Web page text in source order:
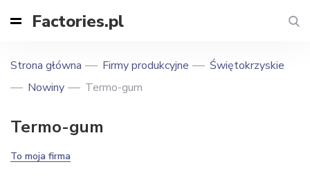
Factories.pl
Strona główna Firmy produkcyjne
Świętokrzyskie
Nowiny
Termo-gum
Termo-gum
To moja firma